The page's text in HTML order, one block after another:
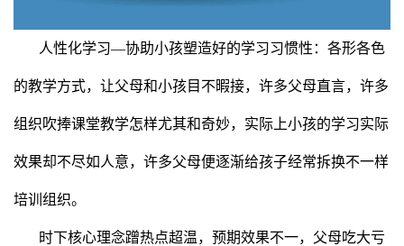
人性化学习—协助小孩塑造好的学习习惯性：各形各色
的教学方式，让父母和小孩目不暇接，许多父母直言，许多
组织吹捧课堂教学怎样尤其和奇妙，实际上小孩的学习实际
效果却不尽如人意，许多父母便逐渐给孩子经常拆换不一样
培训组织。
时下核心理念蹭热点超温，预期效果不一，父母吃大亏